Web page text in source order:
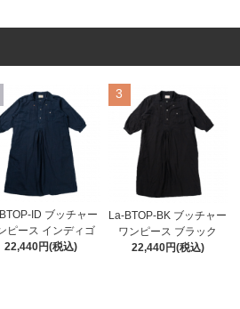
ID ブッチャー
ピース インディゴ
22,440円(税込)
3
La-BTOP-BK ブッチャー
ワンピース ブラック
22,440円(税込)